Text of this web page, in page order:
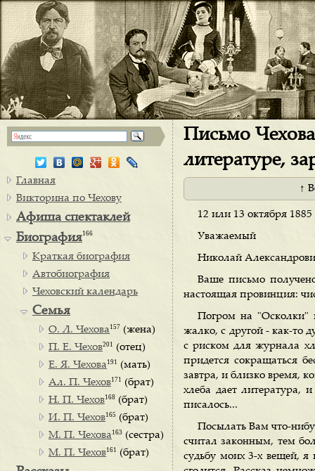
Письмо
литературе,
↑
12 или 13 октября
Уважаемый
Николай
Ваше письмо
настоящая провинция:
Погром на "Осколки"
жалко, с другой - как-то
с риском для журнала
придется сокращаться
завтра, и близко время,
хлеба дает литература,
писалось...
Посылать Вам что-
считал законным, тем
судьбу моих 3-х вещей,
Главная
Викторина по Чехову
Афиша спектаклей
Биография166
Краткая биография
Автобиография
Чеховский календарь
Семья
О. Л. Чехова 157 (жена)
П. Е. Чехов201 (отец)
Е. Я. Чехова 191 (мать)
Ал. П. Чехов171 (брат)
Н. П. Чехов168 (брат)
И. П. Чехов165 (брат)
М. П. Чехова 163 (сестра)
М. П. Чехов161 (брат)